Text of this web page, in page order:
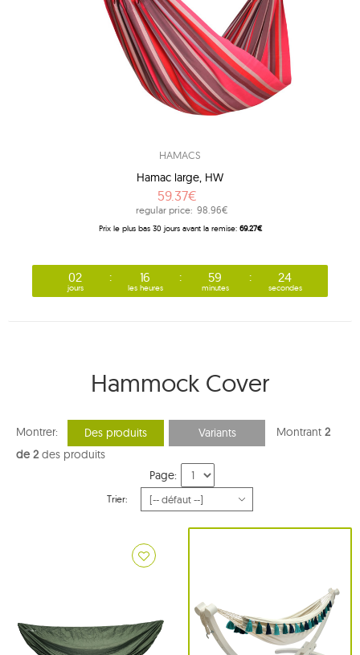
HAMACS
Hamac large, HW
59.37€
regular price: 98.96€
Prix ​​le plus bas 30 jours avant la remise: 69.27€
02
jours
16
les heures
59
minutes
24
secondes
Hammock Cover
Montrer: Des produits Variants Montrant 2
de 2 des produits
Page:
Trier: